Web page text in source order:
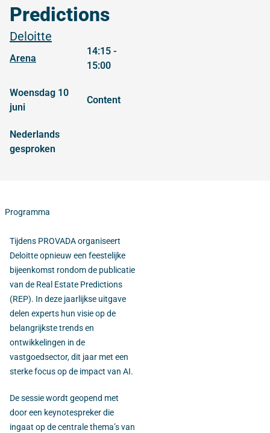
Predictions
Deloitte
Arena
14:15 -
15:00
woensdag 10
juni
content
Nederlands
gesproken
Programma
Tijdens PROVADA organiseert
Deloitte opnieuw een feestelijke
bijeenkomst rondom de publicatie
van de Real Estate Predictions
(REP). In deze jaarlijkse uitgave
delen experts hun visie op de
belangrijkste trends en
ontwikkelingen in de
vastgoedsector, dit jaar met een
sterke focus op de impact van AI.
De sessie wordt geopend met
door een keynotespreker die
ingaat op de centrale thema’s van